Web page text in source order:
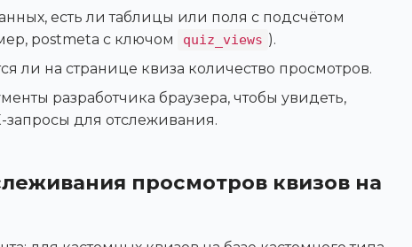
есть ли таблицы или поля с подсчётом
postmeta с ключом
quiz_views ).
ли на странице квиза количество просмотров.
разработчика браузера, чтобы увидеть,
запросы для отслеживания.
просмотров квизов на